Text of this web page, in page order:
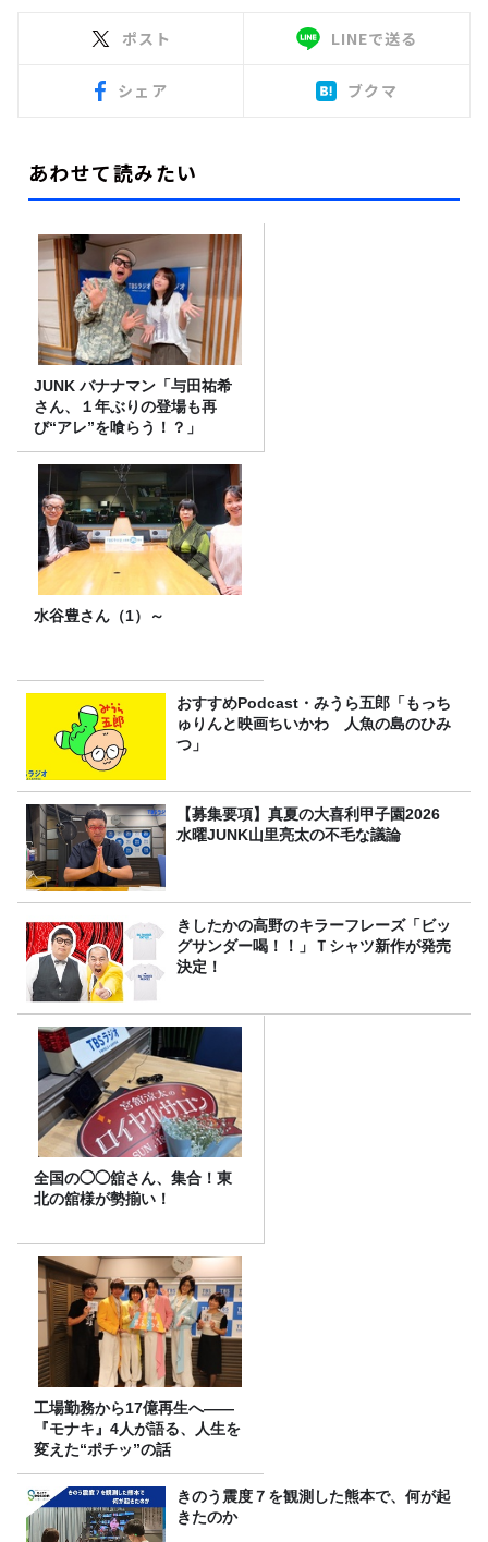
ポスト LINEで送る
シェア ブクマ
あわせて読みたい
JUNK バナナマン「与田祐希
さん、１年ぶりの登場も再
び“アレ”を喰らう！？」
水谷豊さん（1）～
おすすめPodcast・みうら五郎「もっち
ゅりんと映画ちいかわ 人魚の島のひみ
つ」
【募集要項】真夏の大喜利甲子園2026
水曜JUNK山里亮太の不毛な議論
きしたかの高野のキラーフレーズ「ビッ
グサンダー喝！！」Ｔシャツ新作が発売
決定！
全国の◯◯舘さん、集合！東
北の舘様が勢揃い！
工場勤務から17億再生へ——
『モナキ』4人が語る、人生を
変えた“ポチッ”の話
きのう震度７を観測した熊本で、何が起
きたのか